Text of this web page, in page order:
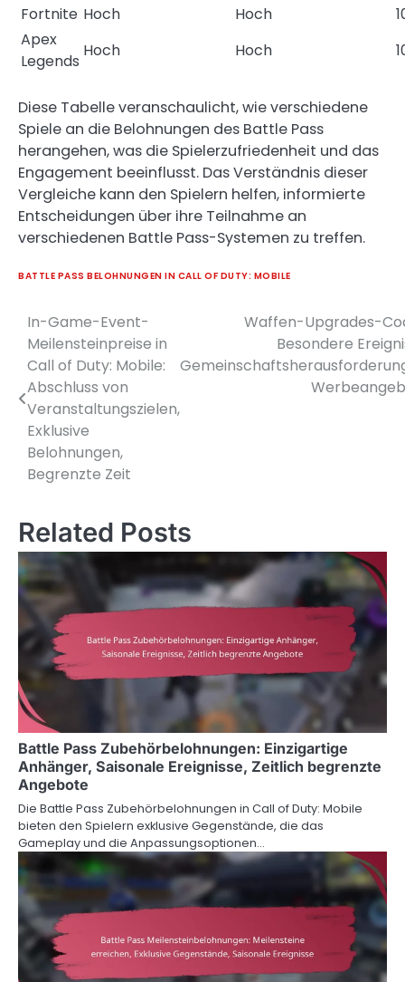
Fortnite Hoch Hoch
Apex
Legends
Hoch Hoch
Diese Tabelle veranschaulicht, wie verschiedene
Spiele an die Belohnungen des Battle Pass
herangehen, was die Spielerzufriedenheit und das
Engagement beeinflusst. Das Verständnis dieser
Vergleiche kann den Spielern helfen, informierte
Entscheidungen über ihre Teilnahme an
verschiedenen Battle Pass-Systemen zu treffen.
BATTLE PASS BELOHNUNGEN IN CALL OF DUTY: MOBILE
Post
navigation
In-Game-Event-
Meilensteinpreise in
Call of Duty: Mobile:
Abschluss von
Veranstaltungszielen,
Exklusive
Belohnungen,
Begrenzte Zeit
Waffen-Upgrades-
Besondere
Related Posts
Battle Pass Zubehörbelohnungen: Einzigartige
Anhänger, Saisonale Ereignisse, Zeitlich begrenzte
Angebote
Die Battle Pass Zubehörbelohnungen in Call of Duty: Mobile
bieten den Spielern exklusive Gegenstände, die das
Gameplay und die Anpassungsoptionen…